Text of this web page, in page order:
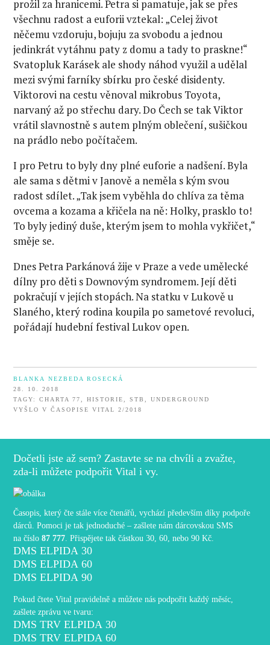
prožil za hranicemi. Petra si pamatuje, jak se přes
všechnu radost a euforii vztekal: „Celej život
něčemu vzdoruju, bojuju za svobodu a jednou
jedinkrát vytáhnu paty z domu a tady to praskne!“
Svatopluk Karásek ale shody náhod využil a udělal
mezi svými farníky sbírku pro české disidenty.
Viktorovi na cestu věnoval mikrobus Toyota,
narvaný až po střechu dary. Do Čech se tak Viktor
vrátil slavnostně s autem plným oblečení, sušičkou
na prádlo nebo počítačem.
I pro Petru to byly dny plné euforie a nadšení. Byla
ale sama s dětmi v Janově a neměla s kým svou
radost sdílet. „Tak jsem vyběhla do chlíva za těma
ovcema a kozama a křičela na ně: Holky, prasklo to!
To byly jediný duše, kterým jsem to mohla vykřičet,“
směje se.
Dnes Petra Parkánová žije v Praze a vede umělecké
dílny pro děti s Downovým syndromem. Její děti
pokračují v jejích stopách. Na statku v Lukově u
Slaného, který rodina koupila po sametové revoluci,
pořádají hudební festival Lukov open.
BLANKA NEZBEDA ROSECKÁ
28. 10. 2018
TAGY:CHARTA 77 ,HISTORIE ,STB ,UNDERGROUND
VYŠLO V ČASOPISE VITAL 2/2018
Dočetli jste až sem? Zastavte se na chvíli a zvažte,
zda-li můžete podpořit Vital i vy.
Časopis, který čte stále více čtenářů, vychází především díky podpoře
dárců. Pomoci je tak jednoduché – zašlete nám dárcovskou SMS
na číslo87 777 . Přispějete tak částkou 30, 60, nebo 90 Kč.
DMS ELPIDA 30
DMS ELPIDA 60
DMS ELPIDA 90
Pokud čtete Vital pravidelně a můžete nás podpořit každý měsíc,
zašlete zprávu ve tvaru:
DMS TRV ELPIDA 30
DMS TRV ELPIDA 60